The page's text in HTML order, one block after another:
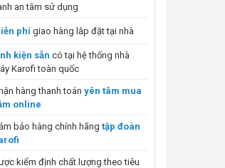
an tâm sử dụng
phígiao hàng lắp đặt tại nhà
kiện sẵn có tại hệ thống nhà
Karofi toàn quốc
hàng thanh toán yên tâm mua
online
bảo hàng chính hãng tập đoàn
kiểm định chất lượng theo tiêu